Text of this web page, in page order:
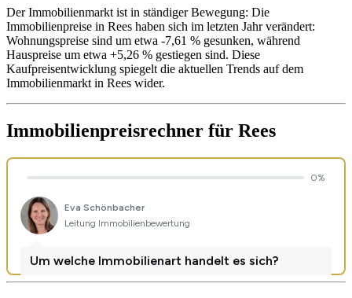
Der Immobilienmarkt ist in ständiger Bewegung: Die
Immobilienpreise in Rees haben sich im letzten Jahr verändert:
Wohnungspreise sind um etwa -7,61 % gesunken, während
Hauspreise um etwa +5,26 % gestiegen sind. Diese
Kaufpreisentwicklung spiegelt die aktuellen Trends auf dem
Immobilienmarkt in Rees wider.
Immobilienpreisrechner für Rees